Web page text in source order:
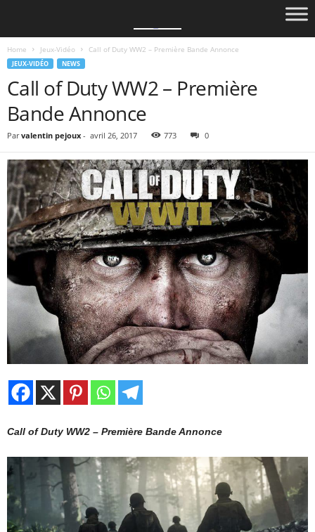
Home Jeux-Vidéo Call of Duty WW2 – Première Bande Annonce
JEUX-VIDÉO NEWS
Call of Duty WW2 – Première
Bande Annonce
Par valentin pejoux - avril 26, 2017 773 0
Call of Duty WW2 – Première Bande Annonce